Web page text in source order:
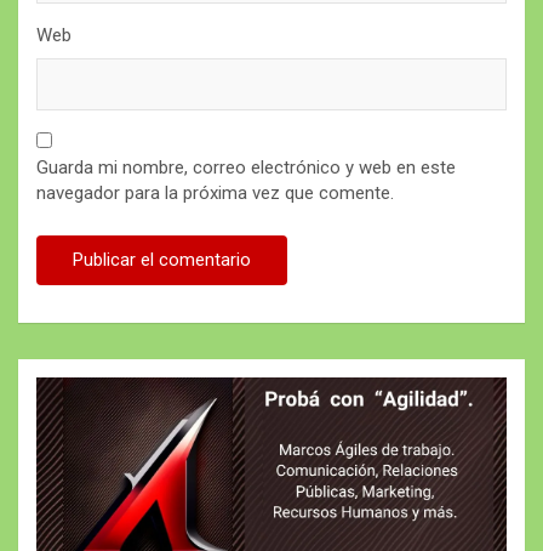
Web
Guarda mi nombre, correo electrónico y web en este
navegador para la próxima vez que comente.